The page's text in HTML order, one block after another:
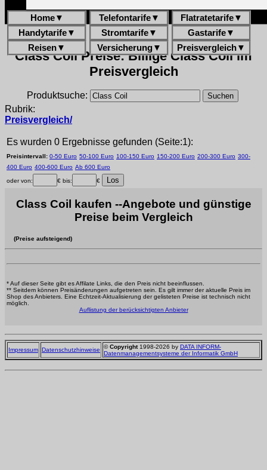
Home▼ Telefontarife▼ Flatratetarife▼
Handytarife▼ Stromtarife▼ Gastarife▼
Reisen▼ Versicherung▼ Preisvergleich▼
Class Coil Preise: Billige Class Coil im
Preisvergleich
Produktsuche:
Rubrik:
Preisvergleich/
Es wurden 0 Ergebnisse gefunden (Seite:1):
Preisintervall: 0-50 Euro 50-100 Euro 100-150 Euro 150-200 Euro 200-300 Euro 300-
400 Euro 400-600 Euro Ab 600 Euro
oder von: € bis: €
Class Coil kaufen --Angebote und günstige
Preise beim Vergleich
(Preise aufsteigend)
* Auf dieser Seite gibt es Affilate Links, die den Preis nicht beeinflussen.
** Seitdem können Preisänderungen aufgetreten sein. Es gilt immer der aktuelle Preis im
Shop des Anbieters. Eine Echtzeit-Aktualisierung der gelisteten Preise ist technisch nicht
möglich.
Auflistung der berücksichtigten Anbieter
Impressum Datenschutzhinweise ©Copyright1998-2026 by DATA INFORM-
Datenmanagementsysteme der Informatik GmbH